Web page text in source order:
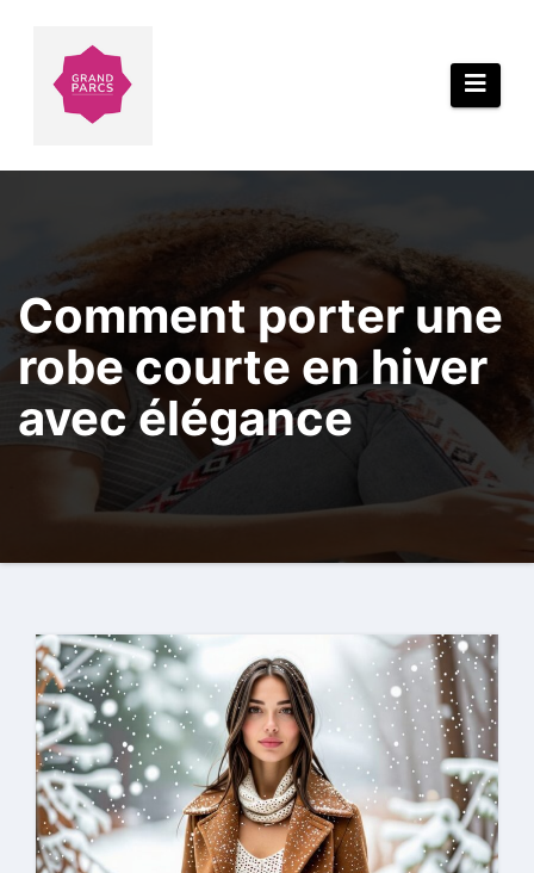
Comment porter une
robe courte en hiver
avec élégance